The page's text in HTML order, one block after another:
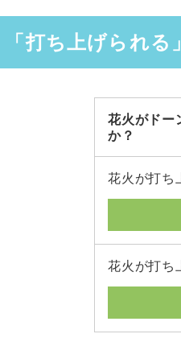
「打ち上げられる
花火がドー
か？
花火が打
花火が打